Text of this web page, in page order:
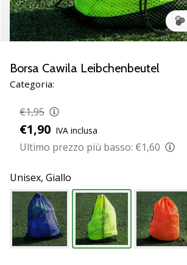
Scopri
le
nuove
da
PUMA
Accelerate
NITRO
SQD
5!
gli
aggiornamenti
tecnici
e
valuta
se
Borsa Cawila Leibchenbeutel
Categoria:
€1,95
€1,90 IVA inclusa
Ultimo prezzo più basso: €1,60
Unisex, Giallo